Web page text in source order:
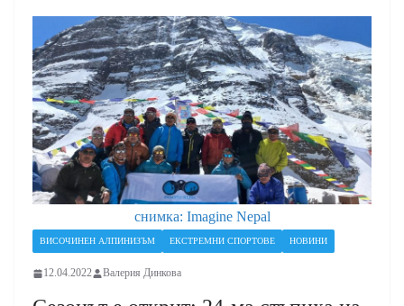
снимка: Imagine Nepal
ВИСОЧИНЕН АЛПИНИЗЪМ ЕКСТРЕМНИ СПОРТОВЕ НОВИНИ
12.04.2022 Валерия Динкова